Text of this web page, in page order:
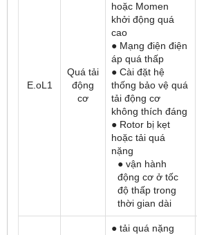
E.oL1
Quá tải
động
cơ
hoặc Momen
khởi động quá
cao
● Mạng điện điện
áp quá thấp
● Cài đặt hệ
thống bảo vệ quá
tải động cơ
không thích đáng
● Rotor bị kẹt
hoặc tải quá
nặng
● vận hành
động cơ ở tốc
độ thấp trong
thời gian dài
● tải quá nặng